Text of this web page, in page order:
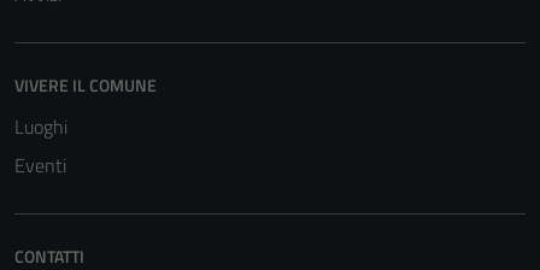
VIVERE IL COMUNE
Luoghi
Eventi
CONTATTI